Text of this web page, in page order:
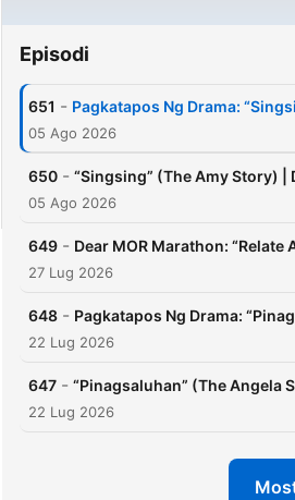
Episodi
651 - Pagkatapos Ng Drama:
05 Ago 2026
650 - “Singsing” (The Amy Story) |
05 Ago 2026
649 - Dear MOR Marathon: “Relate
27 Lug 2026
648 - Pagkatapos Ng Drama:
22 Lug 2026
647 - “Pinagsaluhan” (The Angela
22 Lug 2026